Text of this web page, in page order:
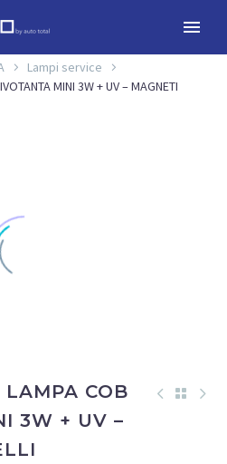
Lampi service
MINI 3W + UV – MAGNETI
COB
3W + UV –